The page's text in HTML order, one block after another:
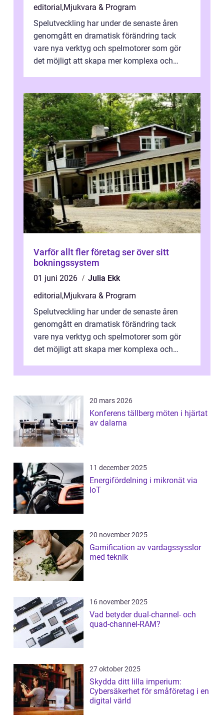
editorial,Mjukvara & Program
Spelutveckling har under de senaste åren
genomgått en dramatisk förändring tack
vare nya verktyg och spelmotorer som gör
det möjligt att skapa mer komplexa och
Varför allt fler företag ser över sitt
bokningssystem
01 juni 2026
Julia Ekk
editorial,Mjukvara & Program
Spelutveckling har under de senaste åren
genomgått en dramatisk förändring tack
vare nya verktyg och spelmotorer som gör
det möjligt att skapa mer komplexa och
20 mars 2026
Konferens tällberg möten i hjärtat
av dalarna
11 december 2025
Energifördelning i mikronät via
IoT
20 november 2025
Gamification av vardagssysslor
med teknik
16 november 2025
Vad betyder dual-channel- och
quad-channel-RAM?
27 oktober 2025
Skydda ditt lilla imperium:
Cybersäkerhet för småföretag i en
digital värld